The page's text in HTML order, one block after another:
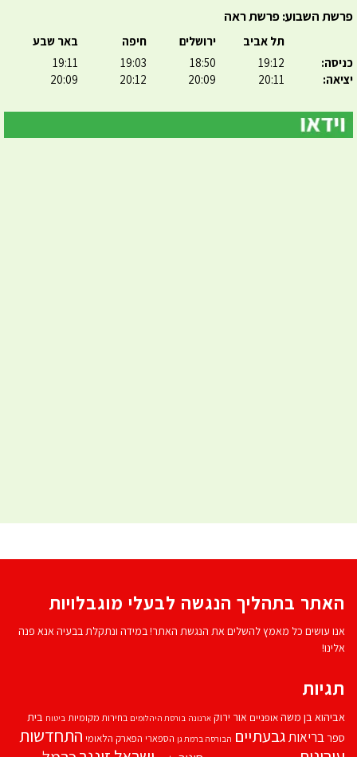
פרשת השבוע: פרשת ראה
כניסה:
יציאה:
תל אביב
19:12
20:11
ירושלים
18:50
20:09
חיפה
19:03
20:12
באר שבע
19:11
20:09
האתר בתהליך הנגשה לבעלי מוגבלויות
אנו עושים כל מאמץ להשלים את הנגשת האתר! במידה ונתקלת בבעיה אנא פנה
אלינו!
תגיות
אביהוא בן משהאופניים אור ירוק ארנונה בורסת היהלומים בחירות מקומיות ביטוח בית
ספרבריאותגבעתיים הבורסה ברמת גן הספארי הפארק הלאומי התחדשות